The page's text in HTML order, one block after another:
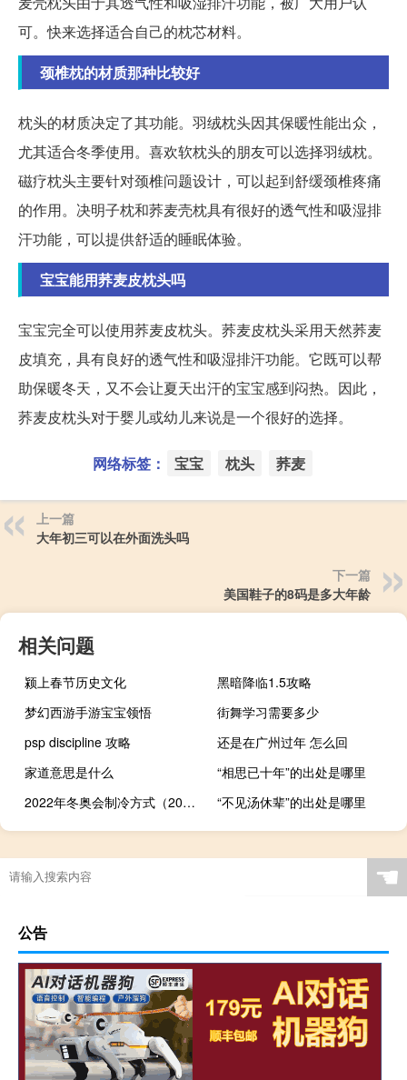
可。快来选择适合自己的枕芯材料。
颈椎枕的材质那种比较好
枕头的材质决定了其功能。羽绒枕头因其保暖性能出众，
尤其适合冬季使用。喜欢软枕头的朋友可以选择羽绒枕。
磁疗枕头主要针对颈椎问题设计，可以起到舒缓颈椎疼痛
的作用。决明子枕和荞麦壳枕具有很好的透气性和吸湿排
汗功能，可以提供舒适的睡眠体验。
宝宝能用荞麦皮枕头吗
宝宝完全可以使用荞麦皮枕头。荞麦皮枕头采用天然荞麦
皮填充，具有良好的透气性和吸湿排汗功能。它既可以帮
助保暖冬天，又不会让夏天出汗的宝宝感到闷热。因此，
荞麦皮枕头对于婴儿或幼儿来说是一个很好的选择。
网络标签： 宝宝 枕头 荞麦
上一篇
大年初三可以在外面洗头吗
下一篇
美国鞋子的8码是多大年龄
相关问题
颍上春节历史文化
黑暗降临1.5攻略
梦幻西游手游宝宝领悟
街舞学习需要多少
psp discipline 攻略
还是在广州过年 怎么回
家道意思是什么
“相思已十年”的出处是哪里
2022年冬奥会制冷方式（2022年冬奥会采用什么制冷方式制冰）
“不见汤休辈”的出处是哪里
☚
公告